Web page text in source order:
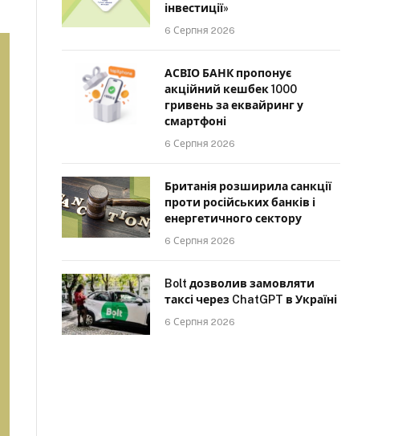
інвестиції»
6 Серпня 2026
АСВІО БАНК пропонує
акційний кешбек 1000
гривень за еквайринг у
смартфоні
6 Серпня 2026
Британія розширила санкції
проти російських банків і
енергетичного сектору
6 Серпня 2026
Bolt дозволив замовляти
таксі через ChatGPT в Україні
6 Серпня 2026